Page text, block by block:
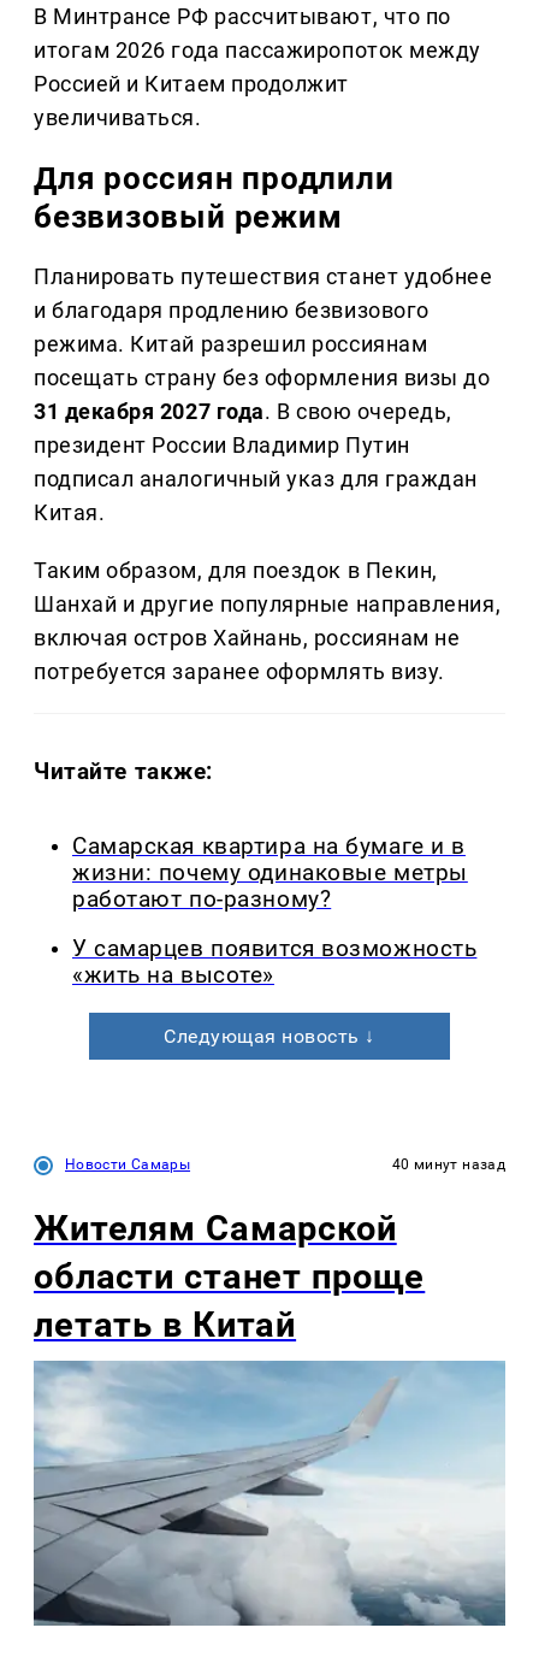
В Минтрансе РФ рассчитывают, что по
итогам 2026 года пассажиропоток между
Россией и Китаем продолжит
увеличиваться.
Для россиян продлили
безвизовый режим
Планировать путешествия станет удобнее
и благодаря продлению безвизового
режима. Китай разрешил россиянам
посещать страну без оформления визы до
31 декабря 2027 года. В свою очередь,
президент России Владимир Путин
подписал аналогичный указ для граждан
Китая.
Таким образом, для поездок в Пекин,
Шанхай и другие популярные направления,
включая остров Хайнань, россиянам не
потребуется заранее оформлять визу.
Читайте также:
Самарская квартира на бумаге и в
жизни: почему одинаковые метры
работают по-разному?
У самарцев появится возможность
«жить на высоте»
Следующая новость ↓
Новости Самары 40 минут назад
Жителям Самарской
области станет проще
летать в Китай